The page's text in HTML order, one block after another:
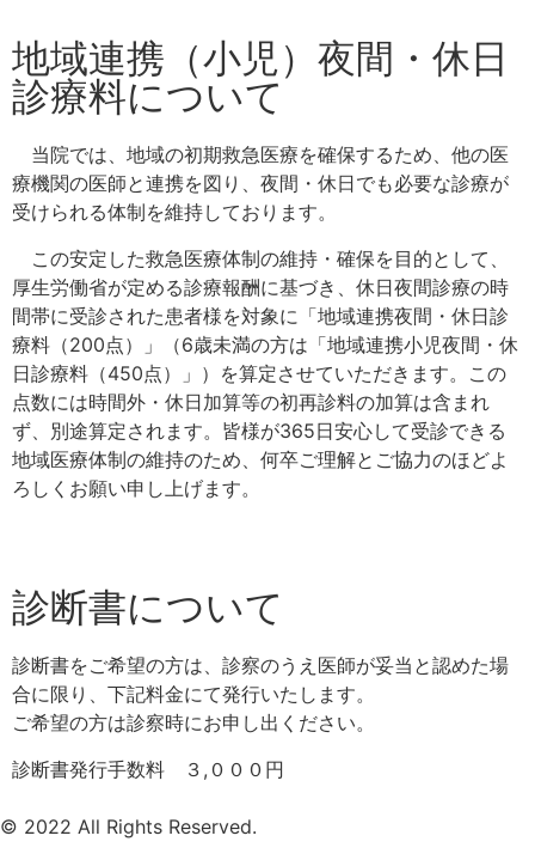
地域連携（小児）夜間・休日
診療料について
当院では、地域の初期救急医療を確保するため、他の医
療機関の医師と連携を図り、夜間・休日でも必要な診療が
受けられる体制を維持しております。
この安定した救急医療体制の維持・確保を目的として、
厚生労働省が定める診療報酬に基づき、休日夜間診療の時
間帯に受診された患者様を対象に「地域連携夜間・休日診
療料（200点）」（6歳未満の方は「地域連携小児夜間・休
日診療料（450点）」）を算定させていただきます。この
点数には時間外・休日加算等の初再診料の加算は含まれ
ず、別途算定されます。皆様が365日安心して受診できる
地域医療体制の維持のため、何卒ご理解とご協力のほどよ
ろしくお願い申し上げます。
診断書について
診断書をご希望の方は、診察のうえ医師が妥当と認めた場
合に限り、下記料金にて発行いたします。
ご希望の方は診察時にお申し出ください。
診断書発行手数料 ３,０００円
© 2022 All Rights Reserved.